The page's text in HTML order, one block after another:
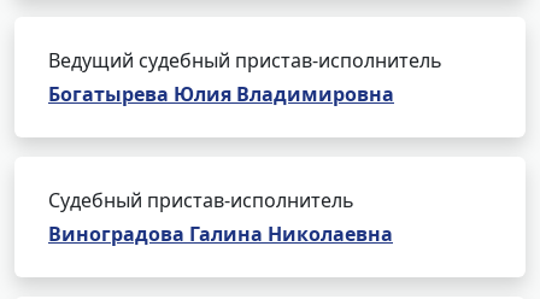
Ведущий судебный пристав-исполнитель
Богатырева Юлия Владимировна
Судебный пристав-исполнитель
Виноградова Галина Николаевна